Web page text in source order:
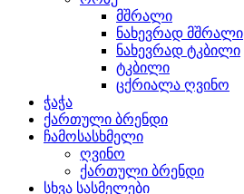
მშრალი
ნახევრად მშრალი
ნახევრად ტკბილი
ტკბილი
ცქრიალა ღვინო
ჭაჭა
ქართული ბრენდი
ჩამოსასხმელი
ღვინო
ქართული ბრენდი
სხვა სასმელები